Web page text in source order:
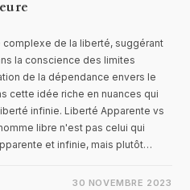
de la liberté, suggérant
la conscience des limites
de la dépendance envers le
cette idée riche en nuances qui
infinie. Liberté Apparente vs
libre n'est pas celui qui
et infinie, mais plutôt…
30 NOVEMBRE 2023